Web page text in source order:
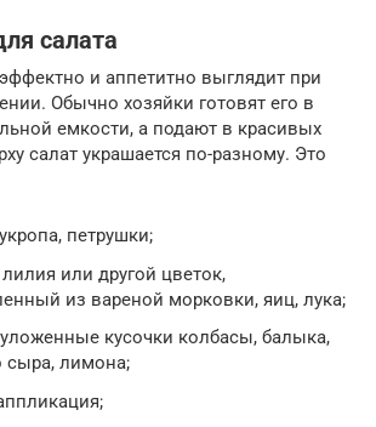
салата
и аппетитно выглядит при
Обычно хозяйки готовят его в
емкости, а подают в красивых
салат украшается по-разному. Это
петрушки;
или другой цветок,
из вареной морковки, яиц, лука;
кусочки колбасы, балыка,
сыра, лимона;